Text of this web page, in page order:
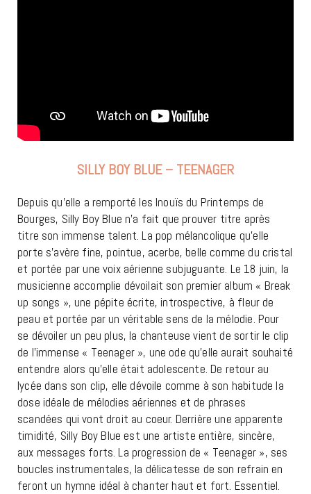
SILLY BOY BLUE – TEENAGER
Depuis qu’elle a remporté les Inouïs du Printemps de
Bourges, Silly Boy Blue n’a fait que prouver titre après
titre son immense talent. La pop mélancolique qu’elle
porte s’avère fine, pointue, acerbe, belle comme du cristal
et portée par une voix aérienne subjuguante. Le 18 juin, la
musicienne accomplie dévoilait son premier album « Break
up songs », une pépite écrite, introspective, à fleur de
peau et portée par un véritable sens de la mélodie. Pour
se dévoiler un peu plus, la chanteuse vient de sortir le clip
de l’immense « Teenager », une ode qu’elle aurait souhaité
entendre alors qu’elle était adolescente. De retour au
lycée dans son clip, elle dévoile comme à son habitude la
dose idéale de mélodies aériennes et de phrases
scandées qui vont droit au coeur. Derrière une apparente
timidité, Silly Boy Blue est une artiste entière, sincère,
aux messages forts. La progression de « Teenager », ses
boucles instrumentales, la délicatesse de son refrain en
feront un hymne idéal à chanter haut et fort. Essentiel.